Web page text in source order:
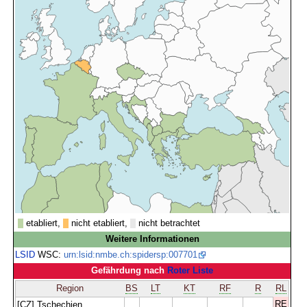
etabliert, nicht etabliert,
nicht betrachtet
Weitere Informationen
LSID WSC:urn:lsid:nmbe.ch:spidersp:007701
Gefährdung nach Roter Liste
Region
BS LT KT RF R
RL
[CZ] Tschechien
RE